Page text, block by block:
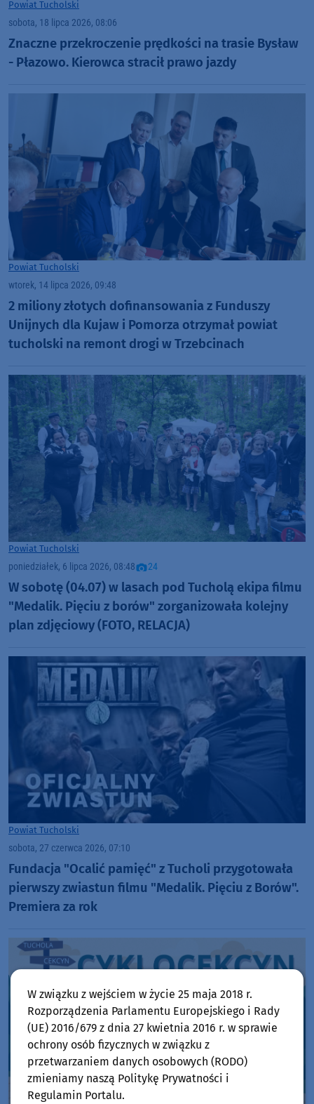
Powiat Tucholski
sobota, 18 lipca 2026, 08:06
Znaczne przekroczenie prędkości na trasie Bysław
- Płazowo. Kierowca stracił prawo jazdy
Powiat Tucholski
wtorek, 14 lipca 2026, 09:48
2 miliony złotych dofinansowania z Funduszy
Unijnych dla Kujaw i Pomorza otrzymał powiat
tucholski na remont drogi w Trzebcinach
Powiat Tucholski
poniedziałek, 6 lipca 2026, 08:48 24
W sobotę (04.07) w lasach pod Tucholą ekipa filmu
"Medalik. Pięciu z borów" zorganizowała kolejny
plan zdjęciowy (FOTO, RELACJA)
Powiat Tucholski
sobota, 27 czerwca 2026, 07:10
Fundacja "Ocalić pamięć" z Tucholi przygotowała
pierwszy zwiastun filmu "Medalik. Pięciu z Borów".
Premiera za rok
W związku z wejściem w życie 25 maja 2018 r.
Rozporządzenia Parlamentu Europejskiego i Rady
(UE) 2016/679 z dnia 27 kwietnia 2016 r. w sprawie
ochrony osób fizycznych w związku z
przetwarzaniem danych osobowych (RODO)
zmieniamy naszą Politykę Prywatności i
Regulamin Portalu.